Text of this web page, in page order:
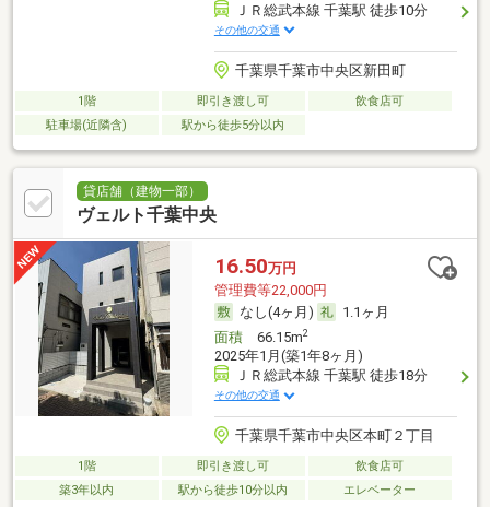
ＪＲ総武本線 千葉駅 徒歩10分
その他の交通
千葉県千葉市中央区新田町
1階 即引き渡し可
飲食店可
駐車場(近隣含)
駅から徒歩5分以内
貸店舗（建物一部）
ヴェルト千葉中央
16.50万円
管理費等22,000円
なし(4ヶ月)
1.1ヶ月
面積66.15m2
2025年1月(築1年8ヶ月)
ＪＲ総武本線 千葉駅 徒歩18分
その他の交通
千葉県千葉市中央区本町２丁目
1階 即引き渡し可
飲食店可
築3年以内
駅から徒歩10分以内 エレベーター